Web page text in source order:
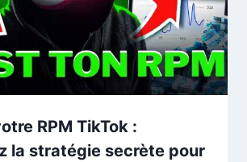
RPM TikTok :
la stratégie secrète pour